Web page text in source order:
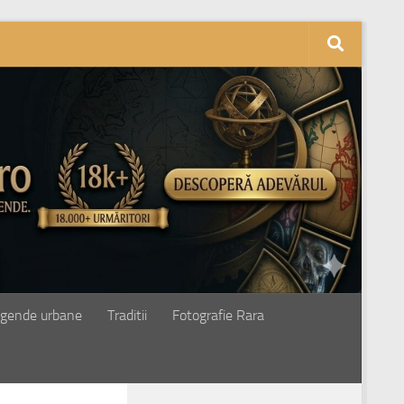
urbane Traditii Fotografie Rara